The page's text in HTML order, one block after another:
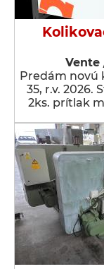
Vente
Predám novú
35, r.v. 2026.
2ks. prítlak